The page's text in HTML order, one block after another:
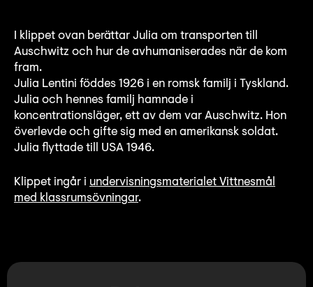
Lyssna
Teckenspråk
English
I klippet ovan berättar Julia om transporten till
Auschwitz och hur de avhumaniserades när de kom
fram.
Julia Lentini föddes 1926 i en romsk familj i Tyskland.
Julia och hennes familj hamnade i
koncentrationsläger, ett av dem var Auschwitz. Hon
överlevde och gifte sig med en amerikansk soldat.
Julia flyttade till USA 1946.
Klippet ingår i undervisningsmaterialet Vittnesmål
med klassrumsövningar.